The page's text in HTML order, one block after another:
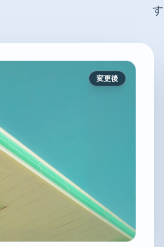
す
変更後